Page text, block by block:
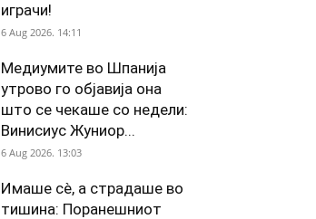
играчи!
6 Aug 2026. 14:11
Медиумите во Шпанија
утрово го објавија она
што се чекаше со недели:
Винисиус Жуниор...
6 Aug 2026. 13:03
Имаше сè, а страдаше во
тишина: Поранешниот